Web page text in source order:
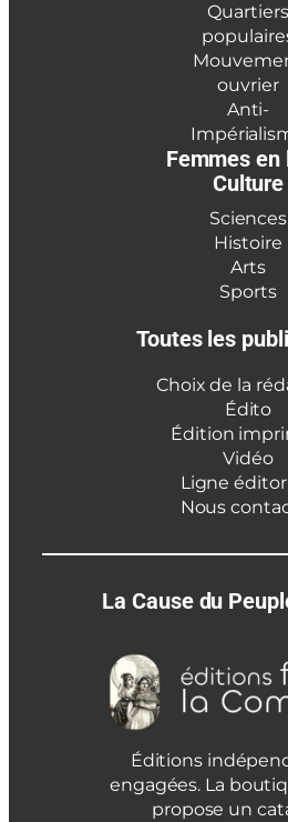
Quartiers
ouvrier
Anti-
Femmes
Culture
Sciences
Histoire
Arts
Sports
Toutes les
Choix de la
Édito
Édition
Vidéo
Ligne
Nous
La Cause du
Éditions
engagées. La
propose un